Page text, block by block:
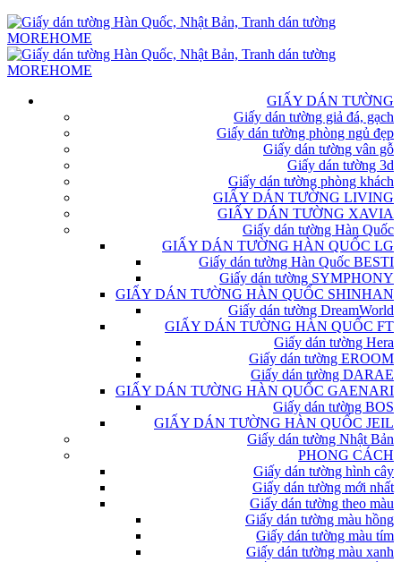
GIẤY DÁN TƯỜNG
Giấy dán tường giả đá, gạch
Giấy dán tường phòng ngủ đẹp
Giấy dán tường vân gỗ
Giấy dán tường 3d
Giấy dán tường phòng khách
GIẤY DÁN TƯỜNG LIVING
GIẤY DÁN TƯỜNG XAVIA
Giấy dán tường Hàn Quốc
GIẤY DÁN TƯỜNG HÀN QUỐC LG
Giấy dán tường Hàn Quốc BESTI
Giấy dán tường SYMPHONY
GIẤY DÁN TƯỜNG HÀN QUỐC SHINHAN
Giấy dán tường DreamWorld
GIẤY DÁN TƯỜNG HÀN QUỐC FT
Giấy dán tường Hera
Giấy dán tường EROOM
Giấy dán tường DARAE
GIẤY DÁN TƯỜNG HÀN QUỐC GAENARI
Giấy dán tường BOS
GIẤY DÁN TƯỜNG HÀN QUỐC JEIL
Giấy dán tường Nhật Bản
PHONG CÁCH
Giấy dán tường hình cây
Giấy dán tường mới nhất
Giấy dán tường theo màu
Giấy dán tường màu hồng
Giấy dán tường màu tím
Giấy dán tường màu xanh